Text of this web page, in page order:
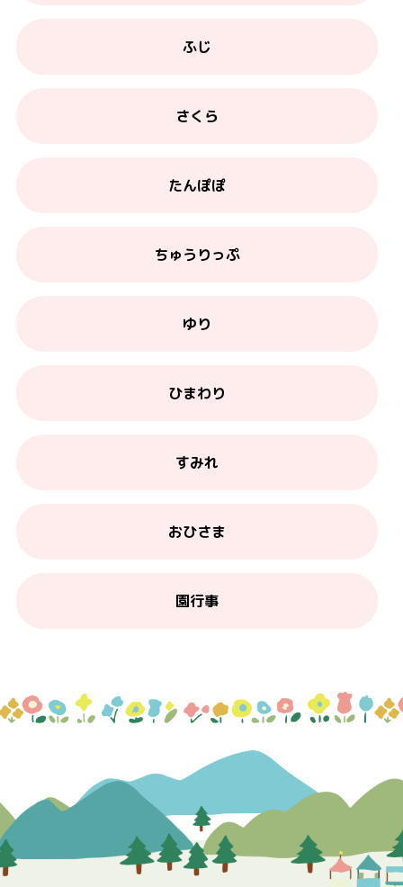
ふじ
さくら
たんぽぽ
ちゅうりっぷ
ゆり
ひまわり
すみれ
おひさま
園行事